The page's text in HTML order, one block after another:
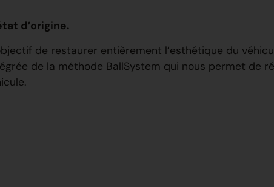
d’origine.
de restaurer entièrement l’esthétique du
de la méthode BallSystem qui nous permet de